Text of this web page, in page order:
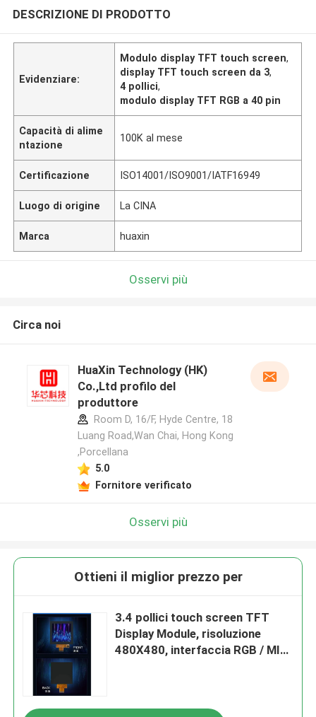
DESCRIZIONE DI PRODOTTO
Evidenziare:
Modulo display TFT touch screen,
display TFT touch screen da 3,
4 pollici,
modulo display TFT RGB a 40 pin
Capacità di alime
ntazione
100K al mese
Certificazione ISO14001/ISO9001/IATF16949
Luogo di origine La CINA
Marca huaxin
Osservi più
Circa noi
HuaXin Technology (HK)
Co.,Ltd profilo del
produttore
Room D, 16/F, Hyde Centre, 18
Luang Road,Wan Chai, Hong Kong
,Porcellana
5.0
Fornitore verificato
Osservi più
Ottieni il miglior prezzo per
3.4 pollici touch screen TFT
Display Module, risoluzione
480X480, interfaccia RGB / MIPI